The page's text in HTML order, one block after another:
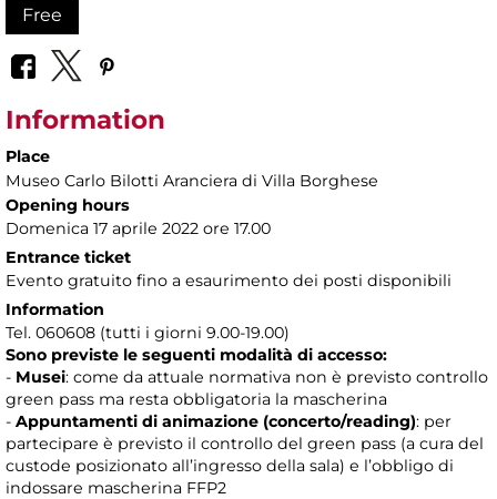
Free
Information
Place
Museo Carlo Bilotti Aranciera di Villa Borghese
Opening hours
Domenica 17 aprile 2022 ore 17.00
Entrance ticket
Evento gratuito fino a esaurimento dei posti disponibili
Information
Tel. 060608 (tutti i giorni 9.00-19.00)
Sono previste le seguenti modalità di accesso:
- Musei: come da attuale normativa non è previsto controllo
green pass ma resta obbligatoria la mascherina
- Appuntamenti di animazione (concerto/reading): per
partecipare è previsto il controllo del green pass (a cura del
custode posizionato all’ingresso della sala) e l’obbligo di
indossare mascherina FFP2